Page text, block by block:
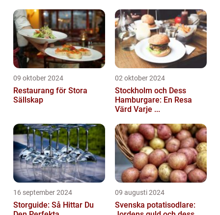
09 oktober 2024
Restaurang för Stora
Sällskap
02 oktober 2024
Stockholm och Dess
Hamburgare: En Resa
Värd Varje ...
16 september 2024
Storguide: Så Hittar Du
09 augusti 2024
Svenska potatisodlare: